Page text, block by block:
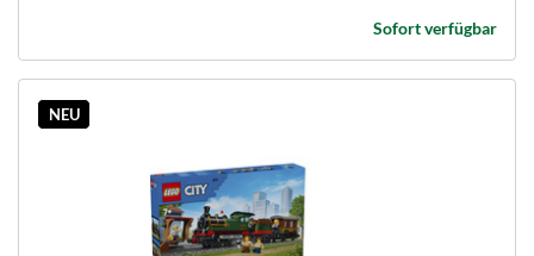
Sofort verfügbar
NEU